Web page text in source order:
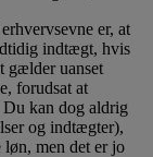
er, at
indtægt, hvis
gælder uanset
forudsat at
Du kan dog aldrig
og indtægter),
løn, men det er jo